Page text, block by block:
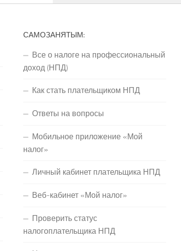
САМОЗАНЯТЫМ:
Все о налоге на профессиональный
доход (НПД)
Как стать плательщиком НПД
Ответы на вопросы
Мобильное приложение «Мой
налог»
Личный кабинет плательщика НПД
Веб-кабинет «Мой налог»
Проверить статус
налогоплательщика НПД